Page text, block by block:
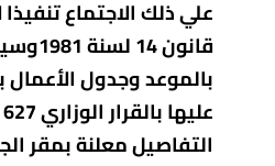
قانون
بالموعد وجدول
التفاصيل معلنة بمقر